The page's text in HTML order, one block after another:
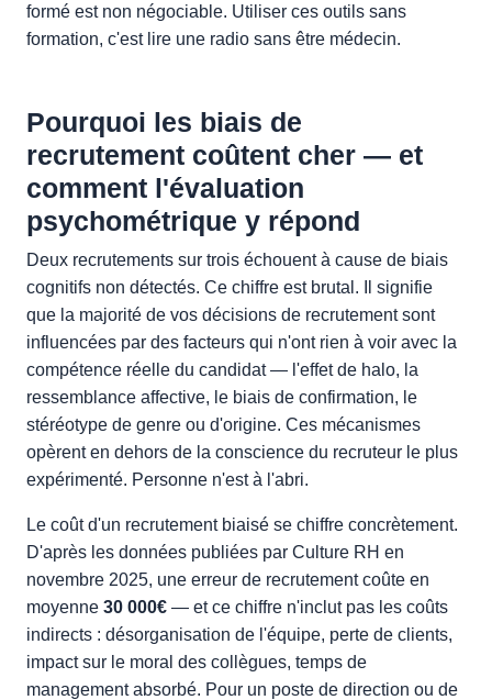
formé est non négociable. Utiliser ces outils sans
formation, c'est lire une radio sans être médecin.
Pourquoi les biais de
recrutement coûtent cher — et
comment l'évaluation
psychométrique y répond
Deux recrutements sur trois échouent à cause de biais
cognitifs non détectés. Ce chiffre est brutal. Il signifie
que la majorité de vos décisions de recrutement sont
influencées par des facteurs qui n'ont rien à voir avec la
compétence réelle du candidat — l'effet de halo, la
ressemblance affective, le biais de confirmation, le
stéréotype de genre ou d'origine. Ces mécanismes
opèrent en dehors de la conscience du recruteur le plus
expérimenté. Personne n'est à l'abri.
Le coût d'un recrutement biaisé se chiffre concrètement.
D'après les données publiées par Culture RH en
novembre 2025, une erreur de recrutement coûte en
moyenne 30 000€ — et ce chiffre n'inclut pas les coûts
indirects : désorganisation de l'équipe, perte de clients,
impact sur le moral des collègues, temps de
management absorbé. Pour un poste de direction ou de